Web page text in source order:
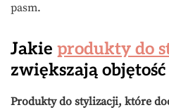
pasm.
Jakie produkty do
zwiększają objętość
Produkty do stylizacji, które